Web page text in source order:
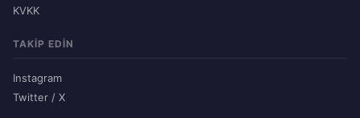
KVKK
TAKIP EDIN
Instagram
Twitter / X